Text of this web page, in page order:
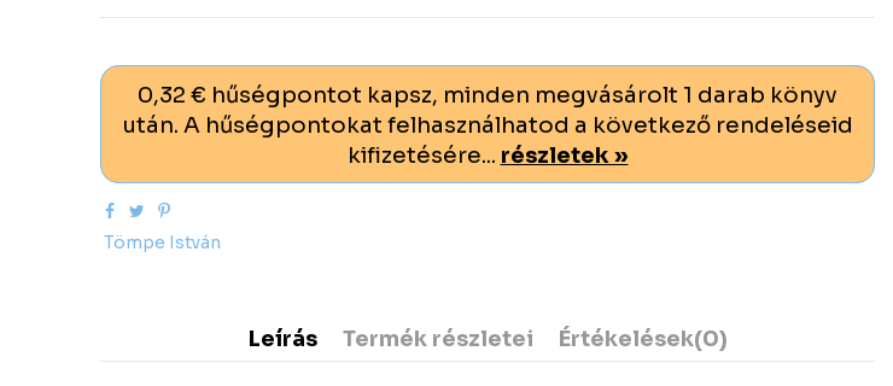
0,32 € hűségpontot kapsz, minden megvásárolt 1 darab könyv
után. A hűségpontokat felhasználhatod a következő rendeléseid
kifizetésére... részletek »
Tömpe István
Leírás Termék részletei Értékelések(0)